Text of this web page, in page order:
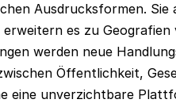
Ausdrucksformen.
erweitern es zu
werden neue
Öffentlichkeit,
eine unverzichtbare